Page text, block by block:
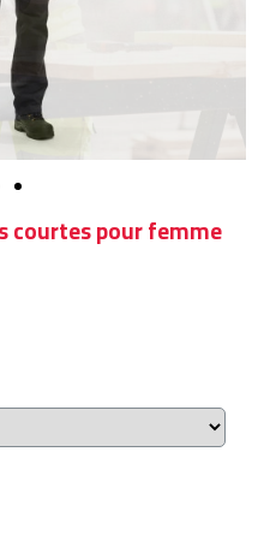
courtes pour femme